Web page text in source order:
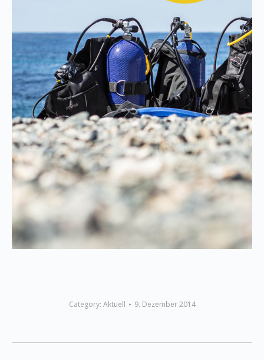
Category: Aktuell 9. Dezember 2014